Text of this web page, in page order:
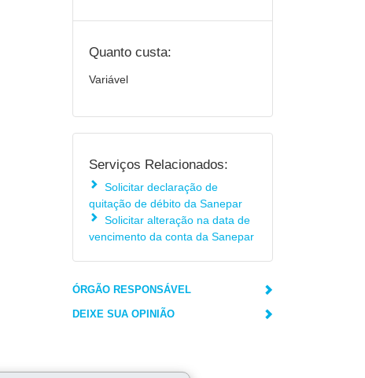
Quanto custa:
Variável
Serviços Relacionados:
Solicitar declaração de
quitação de débito da Sanepar
Solicitar alteração na data de
vencimento da conta da Sanepar
ÓRGÃO RESPONSÁVEL
DEIXE SUA OPINIÃO